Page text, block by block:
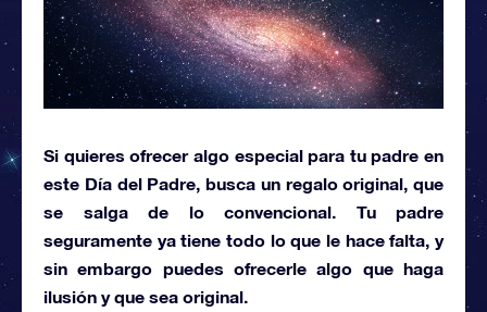
Si quieres ofrecer algo especial para tu padre en
este Día del Padre, busca un regalo original, que
se salga de lo convencional. Tu padre
seguramente ya tiene todo lo que le hace falta, y
sin embargo puedes ofrecerle algo que haga
ilusión y que sea original.